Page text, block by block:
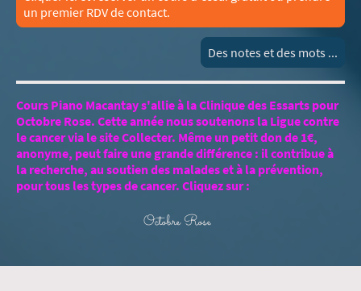
un premier RDV de contact.
Des notes et des mots ...
Cours Piano Macantay s'allie à la Clinique des Essarts pour
Octobre Rose. Cette année nous soutenons la Ligue contre
le cancer via le site Collecter. Même un petit don de 1€,
anonyme, peut faire une grande différence : il contribue à
la recherche, au soutien des malades et à la prévention,
pour tous les types de cancer. Cliquez sur :
Octobre Rose